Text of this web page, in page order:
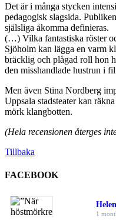
Det är i många stycken
pedagogisk slagsida.
själsliga åkomma definieras.
(…) Vilka fantastiska röster
Sjöholm kan lägga en varm
bräcklig och plågad roll hon
den misshandlade hustrun i
Men även Stina Nordberg
Uppsala stadsteater kan
mörk klangbotten.
(Hela recensionen återges
Tillbaka
FACEBOOK
1